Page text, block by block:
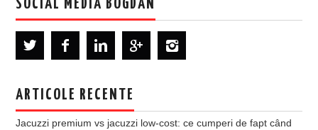
SOCIAL MEDIA BOGDAN
ARTICOLE RECENTE
Jacuzzi premium vs jacuzzi low-cost: ce cumperi de fapt când